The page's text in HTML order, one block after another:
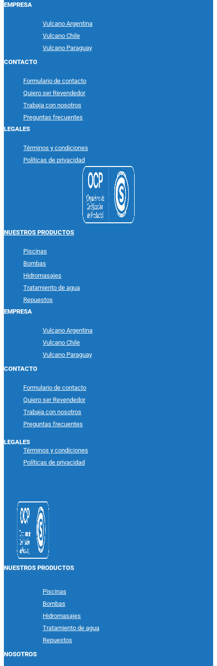
EMPRESA
Vulcano Argentina
Vulcano Chile
Vulcano Paraguay
CONTACTO
Formulario de contacto
Quiero ser Revendedor
Trabaja con nosotros
Preguntas frecuentes
LEGALES
Términos y condiciones
Políticas de privacidad
NUESTROS PRODUCTOS
Piscinas
Bombas
Hidromasajes
Tratamiento de agua
Repuestos
EMPRESA
Vulcano Argentina
Vulcano Chile
Vulcano Paraguay
CONTACTO
Formulario de contacto
Quiero ser Revendedor
Trabaja con nosotros
Preguntas frecuentes
LEGALES
Términos y condiciones
Políticas de privacidad
NUESTROS PRODUCTOS
Piscinas
Bombas
Hidromasajes
Tratamiento de agua
Repuestos
NOSOTROS